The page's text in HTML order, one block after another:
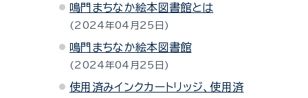
鳴門まちなか絵本図書館とは
2024年04月25日
鳴門まちなか絵本図書館
2024年04月25日
使用済みインクカートリッジ、使用済